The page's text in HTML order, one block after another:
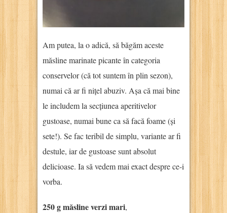
Am putea, la o adică, să băgăm aceste
măsline marinate picante în categoria
conservelor (că tot suntem în plin sezon),
numai că ar fi nițel abuziv. Așa că mai bine
le includem la secțiunea aperitivelor
gustoase, numai bune ca să facă foame (și
sete!). Se fac teribil de simplu, variante ar fi
destule, iar de gustoase sunt absolut
delicioase. Ia să vedem mai exact despre ce-i
vorba.
250 g măsline verzi mari,